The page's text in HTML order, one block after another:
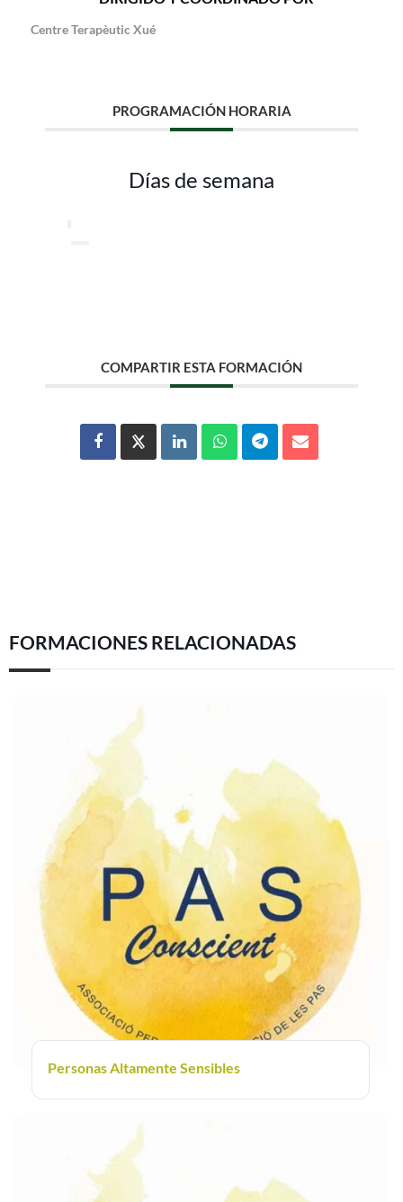
Centre Terapèutic Xué
PROGRAMACIÓN HORARIA
Días de semana
COMPARTIR ESTA FORMACIÓN
FORMACIONES RELACIONADAS
Personas Altamente Sensibles